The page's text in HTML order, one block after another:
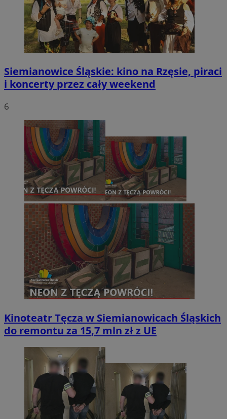
Siemianowice Śląskie: kino na Rzęsie, piraci
i koncerty przez cały weekend
6
Kinoteatr Tęcza w Siemianowicach Śląskich
do remontu za 15,7 mln zł z UE